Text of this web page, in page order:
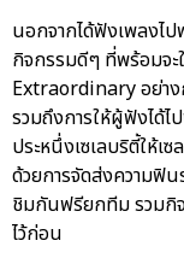
นอกจากได้ฟังเพลงไ
กิจกรรมดีๆ ที่พร้อมจ
Extraordinary อย่าง
รวมถึงการให้ผู้ฟังไ
ประหนึ่งเซเลบริตี้ให้เ
ด้วยการจัดส่งความฟิ
ชิมกันฟรียกทีม รวมกิ
ไว้ก่อน